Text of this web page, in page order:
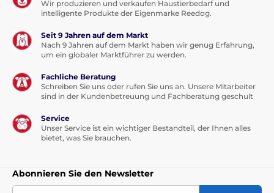
Katze bis 5 kg - 1 x 1,5 ml Pipette
Inhalt:
2 x 1,5 ml
Technische Spezifikationen können ohne vorherige
Ankündigung geändert werden. Die Bilder dienen nur
Wir produzieren und verkaufen Haustierbedarf und
intelligente Produkte der Eigenmarke Reedog.
Seit 9 Jahren auf dem Markt
Nach 9 Jahren auf dem Markt haben wir genug Erfahrung,
um ein globaler Marktführer zu werden.
Fachliche Beratung
Schreiben Sie uns oder rufen Sie uns an. Unsere Mitarbeiter
sind in der Kundenbetreuung und Fachberatung geschult
Service
Unser Service ist ein wichtiger Bestandteil, der Ihnen alles
bietet, was Sie brauchen.
Abonnieren Sie den Newsletter